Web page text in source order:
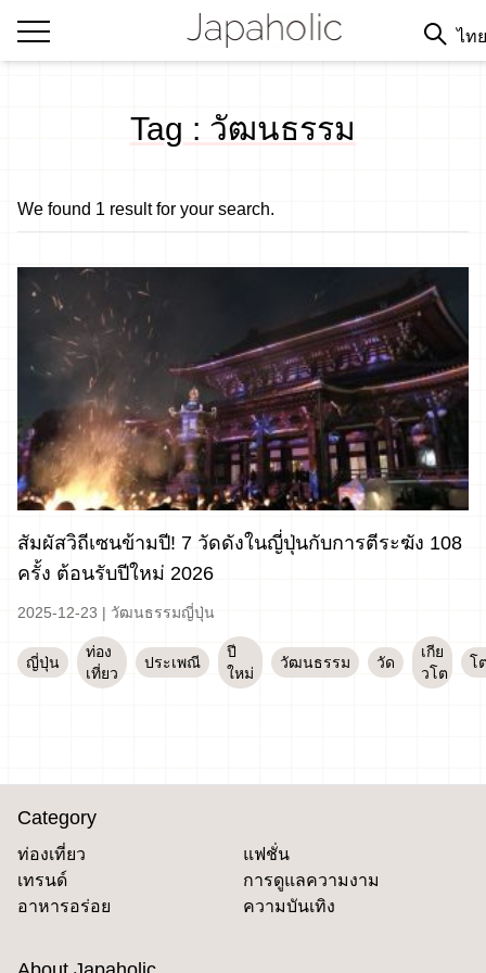
ไท
Tag : วัฒนธรรม
We found 1 result for your search.
สัมผัสวิถีเซนข้ามปี! 7 วัดดังในญี่ปุ่นกับการตีระฆัง 108
ครั้ง ต้อนรับปีใหม่ 2026
2025-12-23 | วัฒนธรรมญี่ปุ่น
ญี่ปุ่น
ท่อง
เที่ยว
ประเพณี
ปี
ใหม่
วัฒนธรรม วัด
เกีย
วโต
โ
Category
ท่องเที่ยว
แฟชั่น
เทรนด์
การดูแลความงาม
อาหารอร่อย
ความบันเทิง